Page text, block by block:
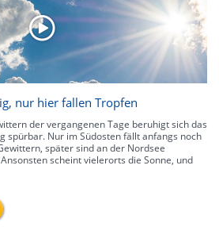
nur hier fallen Tropfen
der vergangenen Tage beruhigt sich das
spürbar. Nur im Südosten fällt anfangs noch
später sind an der Nordsee
scheint vielerorts die Sonne, und